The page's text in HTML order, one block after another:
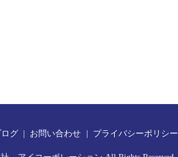
ログ お問い合わせ プライバシーポリシー